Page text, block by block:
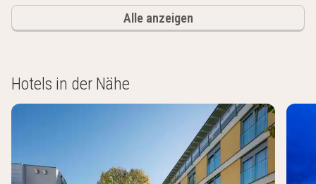
Alle anzeigen
Hotels in der Nähe